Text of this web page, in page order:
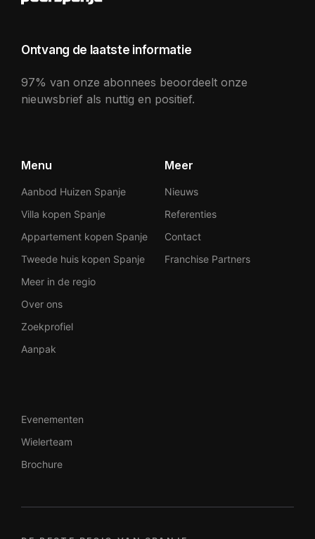
Ontvang de laatste informatie
97% van onze abonnees beoordeelt onze
nieuwsbrief als nuttig en positief.
Menu
Aanbod Huizen Spanje
Villa kopen Spanje
Appartement kopen Spanje
Tweede huis kopen Spanje
Meer in de regio
Over ons
Zoekprofiel
Aanpak
Meer
Nieuws
Referenties
Contact
Franchise Partners
Evenementen
Wielerteam
Brochure